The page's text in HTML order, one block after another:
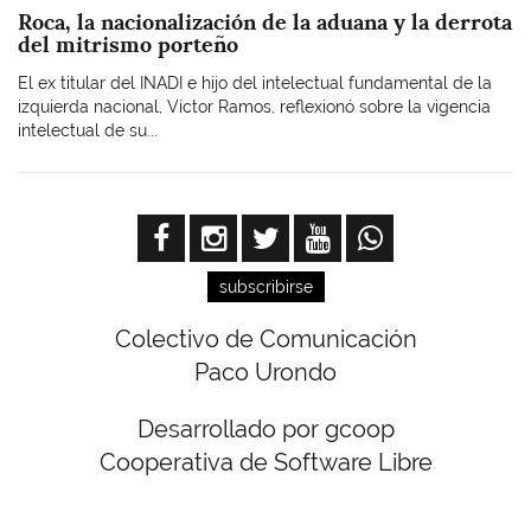
Roca, la nacionalización de la aduana y la derrota
del mitrismo porteño
El ex titular del INADI e hijo del intelectual fundamental de la
izquierda nacional, Víctor Ramos, reflexionó sobre la vigencia
intelectual de su...
subscribirse
Colectivo de Comunicación
Paco Urondo
Desarrollado por gcoop
Cooperativa de Software Libre